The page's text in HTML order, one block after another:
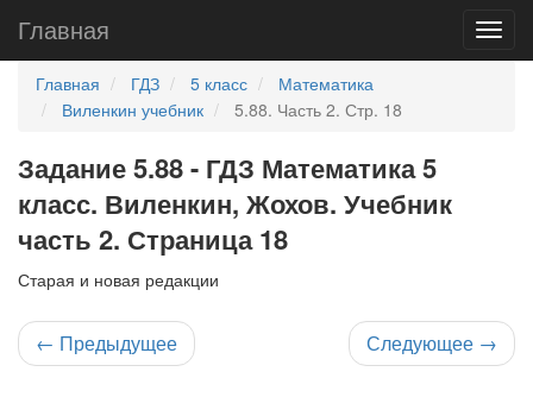
Главная
Главная ГДЗ 5 класс
Математика
Виленкин учебник
5.88. Часть 2. Стр. 18
Задание 5.88 - ГДЗ Математика 5
класс. Виленкин, Жохов. Учебник
часть 2. Страница 18
Старая и новая редакции
← Предыдущее Следующее →